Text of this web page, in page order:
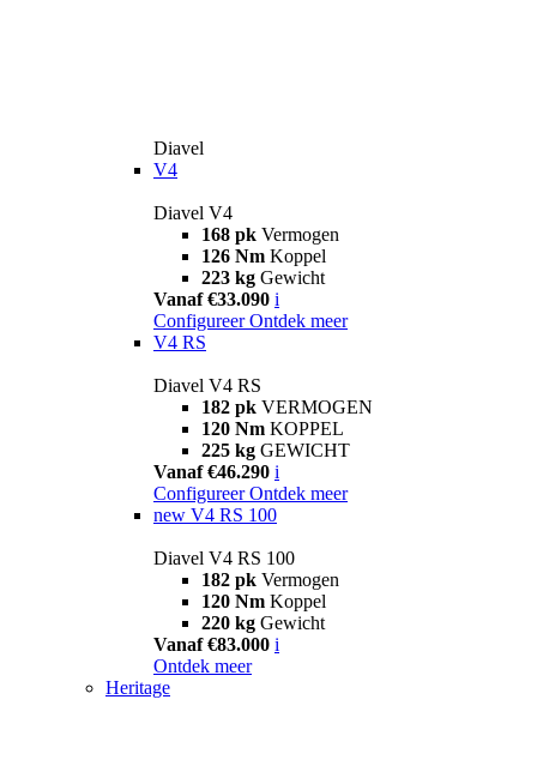
Diavel
V4
Diavel V4
168 pk Vermogen
126 Nm Koppel
223 kg Gewicht
Vanaf €33.090 i
Configureer Ontdek meer
V4 RS
Diavel V4 RS
182 pk VERMOGEN
120 Nm KOPPEL
225 kg GEWICHT
Vanaf €46.290 i
Configureer Ontdek meer
new V4 RS 100
Diavel V4 RS 100
182 pk Vermogen
120 Nm Koppel
220 kg Gewicht
Vanaf €83.000 i
Ontdek meer
Heritage